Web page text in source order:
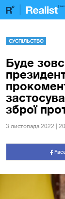
СУСПІЛЬСТВО
Буде
зброї
3 листопада 2022 |